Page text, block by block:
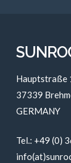
Hauptstraße
37339
GERMANY
Tel.: +49 (0)